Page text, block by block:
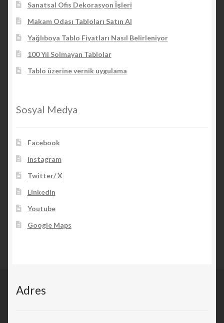
Sanatsal Ofis Dekorasyon İşleri
Makam Odası Tabloları Satın Al
Yağlıboya Tablo Fiyatları Nasıl Belirleniyor
100 Yıl Solmayan Tablolar
Tablo üzerine vernik uygulama
Sosyal Medya
Facebook
Instagram
Twitter/ X
Linkedin
Youtube
Google Maps
Adres